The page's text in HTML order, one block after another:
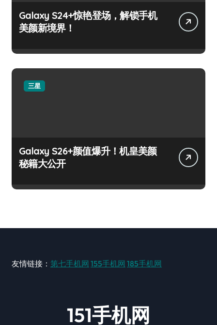
Galaxy S24+惊艳登场，解锁手机
美颜新境界！
三星
Galaxy S26+颜值爆升！机皇美颜
秘籍大公开
友情链接： 第七手机网 155手机网 185手机网
151手机网